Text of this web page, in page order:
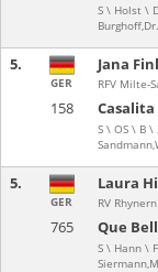
S \ Holst \
5.
158 Casalita
S \ OS \ B
GER
Jana
RFV Milte-
5.
765 Que
S \ Hann \
GER
Laura
RV